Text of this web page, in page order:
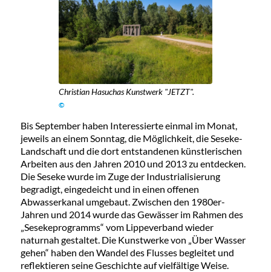
Christian Hasuchas Kunstwerk "JETZT".
©
Bis September haben Interessierte einmal im Monat,
jeweils an einem Sonntag, die Möglichkeit, die Seseke-
Landschaft und die dort entstandenen künstlerischen
Arbeiten aus den Jahren 2010 und 2013 zu entdecken.
Die Seseke wurde im Zuge der Industrialisierung
begradigt, eingedeicht und in einen offenen
Abwasserkanal umgebaut. Zwischen den 1980er-
Jahren und 2014 wurde das Gewässer im Rahmen des
„Sesekeprogramms“ vom Lippeverband wieder
naturnah gestaltet. Die Kunstwerke von „Über Wasser
gehen“ haben den Wandel des Flusses begleitet und
reflektieren seine Geschichte auf vielfältige Weise.